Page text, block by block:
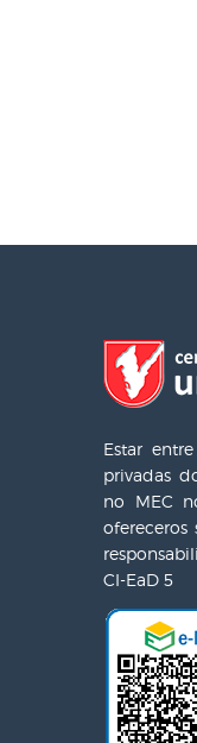
Estar
privadas
no MEC
ofereceros
CI-EaD 5